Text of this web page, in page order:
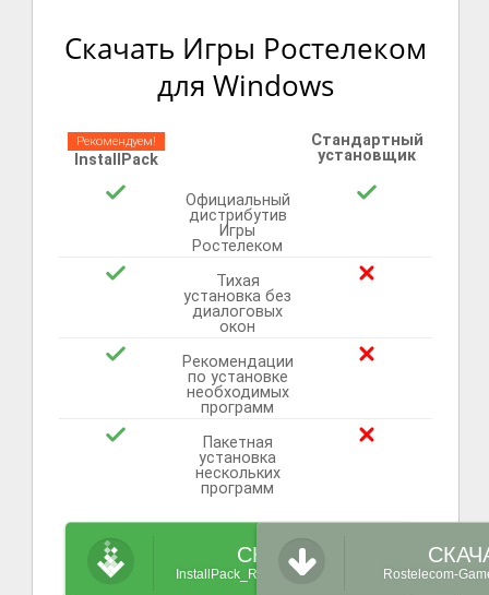
Скачать Игры Ростелеком
для Windows
Рекомендуем!
InstallPack
Стандартный
установщик
Официальный
дистрибутив
Игры
Ростелеком
Тихая
установка без
диалоговых
окон
Рекомендации
по установке
необходимых
программ
Пакетная
установка
нескольких
программ
СКАЧАТЬ
InstallPack_Rostelecom-Games.exeRostelecom-